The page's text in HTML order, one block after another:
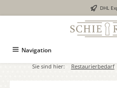
DHL
Navigation
Sie sind hier: Restaurierbedarf